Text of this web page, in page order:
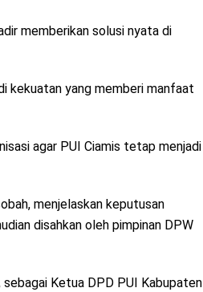
memberikan solusi nyata di
kekuatan yang memberi manfaat
agar PUI Ciamis tetap menjadi
menjelaskan keputusan
disahkan oleh pimpinan DPW
sebagai Ketua DPD PUI Kabupaten